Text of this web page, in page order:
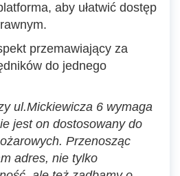
aby ułatwić dostęp
przemawiający za
do jednego
ul.Mickiewicza 6 wymaga
jest on dostosowany do
Przenosząc
adres, nie tylko